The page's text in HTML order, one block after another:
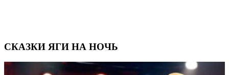
СКАЗКИ ЯГИ НА НОЧЬ